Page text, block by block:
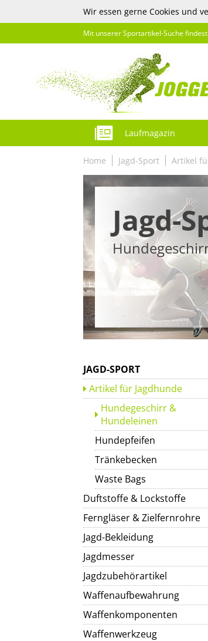
Wir essen gerne Cookies und
Mit unserer Sportartikel-Suche
Laufmagazin
Home Jagd-Sport Artikel
Jagd-
JAGD-SPORT
Artikel für Jagdhunde
Hundegeschirr &
Hundeleinen
Hundepfeifen
Tränkebecken
Waste Bags
Duftstoffe & Lockstoffe
Ferngläser & Zielfernrohre
Jagd-Bekleidung
Jagdmesser
Jagdzubehörartikel
Waffenaufbewahrung
Waffenkomponenten
Waffenwerkzeug